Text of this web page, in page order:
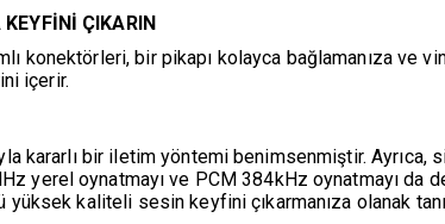
ÇIKARIN
konektörleri, bir pikapı kolayca bağlamanıza ve
içerir.
kararlı bir iletim yöntemi benimsenmiştir. Ayrıca,
yerel oynatmayı ve PCM 384kHz oynatmayı da
yüksek kaliteli sesin keyfini çıkarmanıza olanak